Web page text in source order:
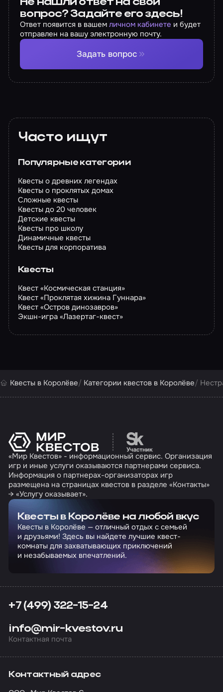
вопрос? Задайте его здесь!
Ответ появится в вашемличном кабинете и будет
отправлен на вашу электронную почту.
Задать вопрос
Часто ищут
Популярные категории
Квесты о древних легендах
Квесты о проклятых домах
Сложные квесты
Квесты до 20 человек
Детские квесты
Квесты про школу
Динамичные квесты
Квесты для корпоратива
Квесты
Квест «Космическая станция»
Квест «Проклятая хижина Гуннара»
Квест «Остров динозавров»
Экшн-игра «Лазертаг-квест»
Квесты в Королёве Категории квестов в Королёве
Перейти на сайт
«Мир Квестов» - информационный сервис. Организация
игр и иные услуги оказываются партнерами сервиса.
Информация о партнерах-организаторах игр
размещена на страницах квестов в разделе «Контакты»
→ «Услугу оказывает».
Квесты в Королёве на любой вкус
Квесты в Королёве — отличный отдых с семьей
и друзьями! Здесь вы найдете лучшие квест-
комнаты для захватывающих приключений
и незабываемых впечатлений.
+7 (499) 322-15-24
info@mir-kvestov.ru
Контактная почта
Контактный адрес